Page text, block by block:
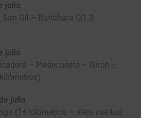
julio
Gil – Barichara (21.3
julio
– Piedecuesta – Girón –
julio
(14 kilómetros – siete vueltas